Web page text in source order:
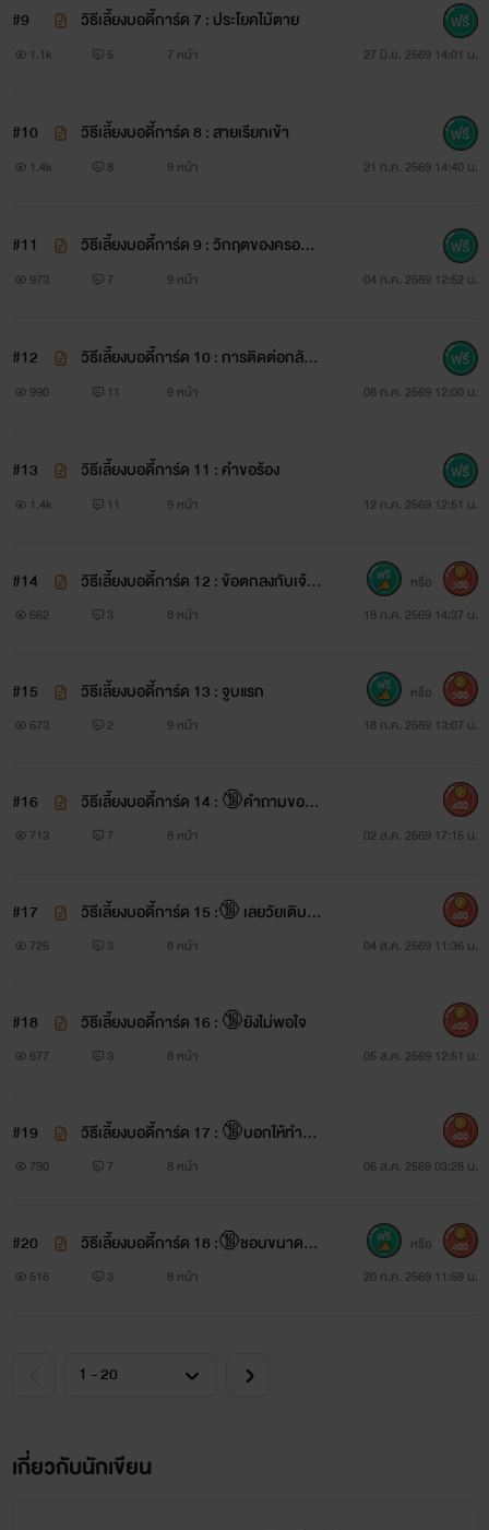
#9 วิธีเลี้ยงบอดี้การ์ด 7 : ประโยคไม้ตาย
1.1k 5 7 หน้า 27 มิ.ย. 2569 14:01 น.
#10 วิธีเลี้ยงบอดี้การ์ด 8 : สายเรียกเข้า
1.4k 8 9 หน้า 21 ก.ค. 2569 14:40 น.
#11
วิธีเลี้ยงบอดี้การ์ด 9 : วิกฤตของครอบค
รัว
973 7 9 หน้า 04 ก.ค. 2569 12:52 น.
#12
วิธีเลี้ยงบอดี้การ์ด 10 : การติดต่อกลับข
องบอดีการ์ด
990 11 9 หน้า 08 ก.ค. 2569 12:00 น.
#13 วิธีเลี้ยงบอดี้การ์ด 11 : คำขอร้อง
1.4k 11 9 หน้า 12 ก.ค. 2569 12:51 น.
#14
วิธีเลี้ยงบอดี้การ์ด 12 : ข้อตกลงกับเจ้า
นาย
662 3 8 หน้า 18 ก.ค. 2569 14:37 น.
หรือ 300
#15 วิธีเลี้ยงบอดี้การ์ด 13 : จูบแรก
673 2 9 หน้า 18 ก.ค. 2569 13:07 น.
หรือ 300
#16
วิธีเลี้ยงบอดี้การ์ด 14 : 🔞คำถามของเ
จ้านาย
713 7 8 หน้า 02 ส.ค. 2569 17:15 น.
400
#17
วิธีเลี้ยงบอดี้การ์ด 15 :🔞 เลยวัยเติบโต
มานาน
726 3 8 หน้า 04 ส.ค. 2569 11:36 น.
400
#18 วิธีเลี้ยงบอดี้การ์ด 16 : 🔞ยังไม่พอใจ
677 3 8 หน้า 05 ส.ค. 2569 12:51 น.
400
#19
วิธีเลี้ยงบอดี้การ์ด 17 : 🔞บอกให้ทำก็แ
ค่ทำ
790 7 8 หน้า 06 ส.ค. 2569 03:28 น.
400
#20
วิธีเลี้ยงบอดี้การ์ด 18 :🔞ชอบขนาดนั้
นเลยเหรอ
516 3 8 หน้า 20 ก.ค. 2569 11:59 น.
หรือ 400
เกี่ยวกับนักเขียน